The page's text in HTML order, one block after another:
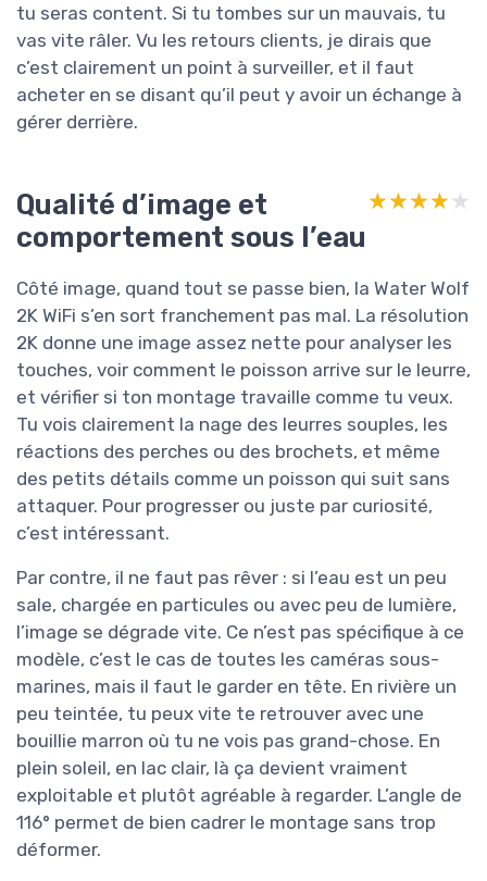
tu seras content. Si tu tombes sur un mauvais, tu
vas vite râler. Vu les retours clients, je dirais que
c’est clairement un point à surveiller, et il faut
acheter en se disant qu’il peut y avoir un échange à
gérer derrière.
Qualité d’image et
comportement sous l’eau
★★★★★
★★★★★
Côté image, quand tout se passe bien, la Water Wolf
2K WiFi s’en sort franchement pas mal. La résolution
2K donne une image assez nette pour analyser les
touches, voir comment le poisson arrive sur le leurre,
et vérifier si ton montage travaille comme tu veux.
Tu vois clairement la nage des leurres souples, les
réactions des perches ou des brochets, et même
des petits détails comme un poisson qui suit sans
attaquer. Pour progresser ou juste par curiosité,
c’est intéressant.
Par contre, il ne faut pas rêver : si l’eau est un peu
sale, chargée en particules ou avec peu de lumière,
l’image se dégrade vite. Ce n’est pas spécifique à ce
modèle, c’est le cas de toutes les caméras sous-
marines, mais il faut le garder en tête. En rivière un
peu teintée, tu peux vite te retrouver avec une
bouillie marron où tu ne vois pas grand-chose. En
plein soleil, en lac clair, là ça devient vraiment
exploitable et plutôt agréable à regarder. L’angle de
116° permet de bien cadrer le montage sans trop
déformer.